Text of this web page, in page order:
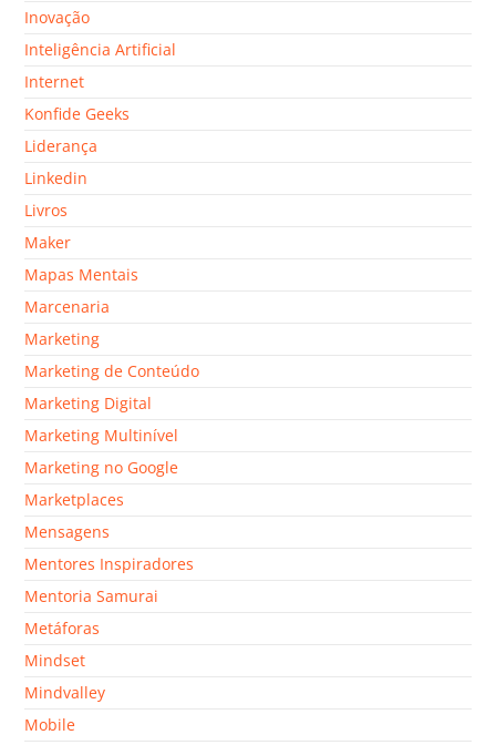
Inovação
Inteligência Artificial
Internet
Konfide Geeks
Liderança
Linkedin
Livros
Maker
Mapas Mentais
Marcenaria
Marketing
Marketing de Conteúdo
Marketing Digital
Marketing Multinível
Marketing no Google
Marketplaces
Mensagens
Mentores Inspiradores
Mentoria Samurai
Metáforas
Mindset
Mindvalley
Mobile